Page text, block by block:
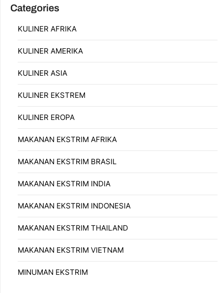
Categories
KULINER AFRIKA
KULINER AMERIKA
KULINER ASIA
KULINER EKSTREM
KULINER EROPA
MAKANAN EKSTRIM AFRIKA
MAKANAN EKSTRIM BRASIL
MAKANAN EKSTRIM INDIA
MAKANAN EKSTRIM INDONESIA
MAKANAN EKSTRIM THAILAND
MAKANAN EKSTRIM VIETNAM
MINUMAN EKSTRIM